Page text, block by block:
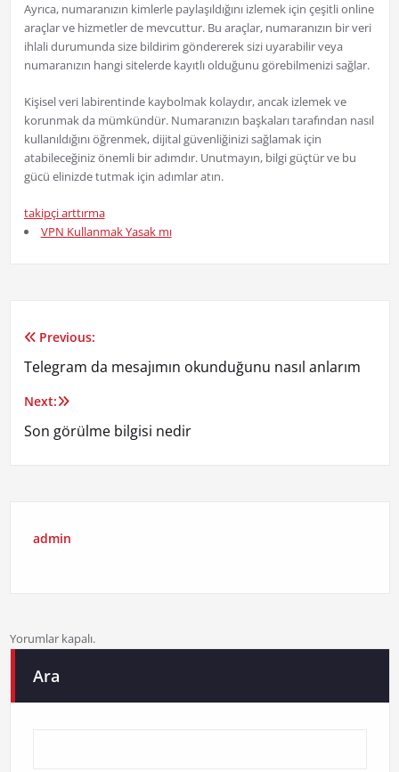
Ayrıca, numaranızın kimlerle paylaşıldığını izlemek için çeşitli online
araçlar ve hizmetler de mevcuttur. Bu araçlar, numaranızın bir veri
ihlali durumunda size bildirim göndererek sizi uyarabilir veya
numaranızın hangi sitelerde kayıtlı olduğunu görebilmenizi sağlar.
Kişisel veri labirentinde kaybolmak kolaydır, ancak izlemek ve
korunmak da mümkündür. Numaranızın başkaları tarafından nasıl
kullanıldığını öğrenmek, dijital güvenliğinizi sağlamak için
atabileceğiniz önemli bir adımdır. Unutmayın, bilgi güçtür ve bu
gücü elinizde tutmak için adımlar atın.
takipçi arttırma
VPN Kullanmak Yasak mı
Yazı
gezinmesi
Previous:
Telegram da mesajımın okunduğunu nasıl anlarım
Next:
Son görülme bilgisi nedir
admin
Yorumlar kapalı.
Ara